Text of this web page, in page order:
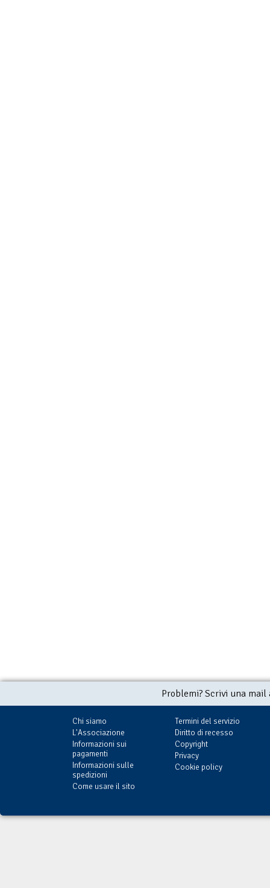
Problemi? Scrivi una
Chi siamo
L'Associazione
Informazioni sui
pagamenti
Informazioni sulle
spedizioni
Come usare il sito
Termini del servizio
Diritto di recesso
Copyright
Privacy
Cookie policy